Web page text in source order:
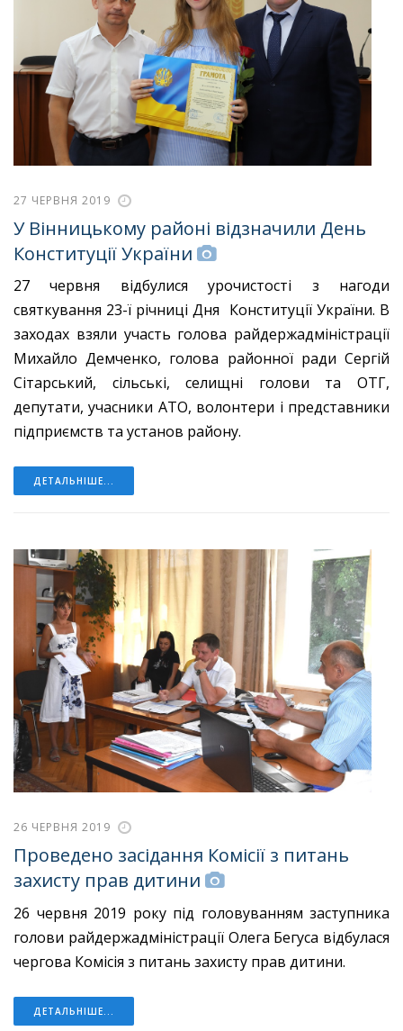
27 ЧЕРВНЯ 2019
У Вінницькому районі відзначили День
Конституції України
27 червня відбулися урочистості з нагоди
святкування 23-ї річниці Дня Конституції України. В
заходах взяли участь голова райдержадміністрації
Михайло Демченко, голова районної ради Сергій
Сітарський, сільські, селищні голови та ОТГ,
депутати, учасники АТО, волонтери і представники
підприємств та установ району.
ДЕТАЛЬНІШЕ...
26 ЧЕРВНЯ 2019
Проведено засідання Комісії з питань
захисту прав дитини
26 червня 2019 року під головуванням заступника
голови райдержадміністрації Олега Бегуса відбулася
чергова Комісія з питань захисту прав дитини.
ДЕТАЛЬНІШЕ...